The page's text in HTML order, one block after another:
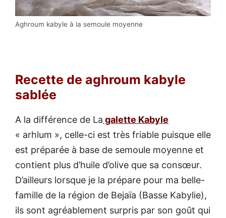
Aghroum kabyle à la semoule moyenne
Recette de aghroum kabyle
sablée
A la différence de La galette Kabyle
« arhlum », celle-ci est très friable puisque elle
est préparée à base de semoule moyenne et
contient plus d’huile d’olive que sa consœur.
D’ailleurs lorsque je la prépare pour ma belle-
famille de la région de Bejaïa (Basse Kabylie),
ils sont agréablement surpris par son goût qui